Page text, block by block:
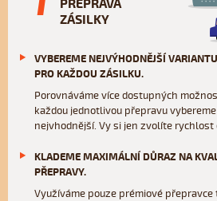
UŽITEČNÉ INFORMACE
Často kladené otázky (FAQ)
Slovníček přepravních pojmů
Pravidla Incoterms
Obchodní podmínky
Ochrana osobních údajů
PŘEPRAVA
ZÁSILKY
VYBEREME NEJVÝHODNĚJŠÍ
PRO KAŽDOU ZÁSILKU.
Porovnáváme více dostupných
každou jednotlivou přepravu
nejvhodnější. Vy si jen zvolíte rychlost
KLADEME MAXIMÁLNÍ DŮRAZ NA
PŘEPRAVY.
Využíváme pouze prémiové přepravce